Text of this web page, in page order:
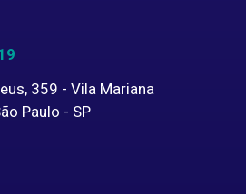
359 - Vila Mariana
Paulo - SP